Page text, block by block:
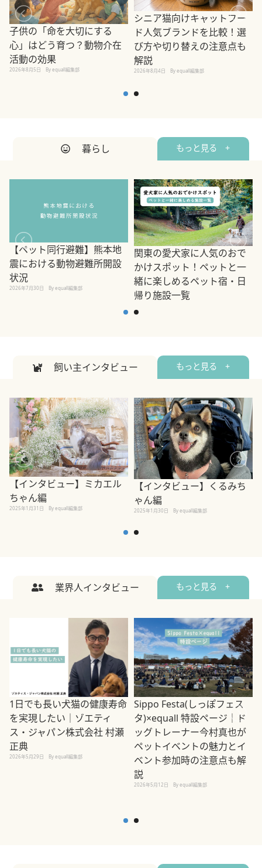
子供の「命を大切にする
心」はどう育つ？動物介在
活動の効果
2026年8月5日 By equall編集部
シニア猫向けキャットフー
ド人気ブランドを比較！選
び方や切り替えの注意点も
解説
2026年8月4日 By equall編集部
暮らし もっと見る +
【ペット同行避難】熊本地
震における動物避難所開設
状況
2026年7月30日 By equall編集部
関東の愛犬家に人気のおで
かけスポット！ペットと一
緒に楽しめるペット宿・日
帰り施設一覧
飼い主インタビュー もっと見る +
【インタビュー】ミカエル
ちゃん編
2025年1月31日 By equall編集部
【インタビュー】くるみち
ゃん編
2025年1月30日 By equall編集部
業界人インタビュー もっと見る +
1日でも長い犬猫の健康寿命
を実現したい｜ゾエティ
ス・ジャパン株式会社 村瀬
正典
2026年5月29日 By equall編集部
Sippo Festa(しっぽフェス
タ)×equall 特設ページ｜ド
ッグトレーナー今村真也が
ペットイベントの魅力とイ
ベント参加時の注意点も解
説
2026年5月12日 By equall編集部